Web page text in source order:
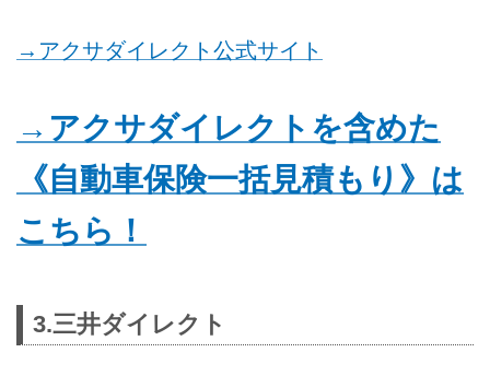
→アクサダイレクト公式サイト
→アクサダイレクトを含めた
《自動車保険一括見積もり》は
こちら！
3.三井ダイレクト